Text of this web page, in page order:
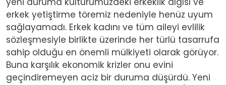
erkek yetiştirme töremiz nedeniyle henüz uyum
sağlayamadı. Erkek kadını ve tüm aileyi evlilik
sözleşmesiyle birlikte üzerinde her türlü tasarrufa
sahip olduğu en önemli mülkiyeti olarak görüyor.
Buna karşılık ekonomik krizler onu evini
geçindiremeyen aciz bir duruma düşürdü. Yeni